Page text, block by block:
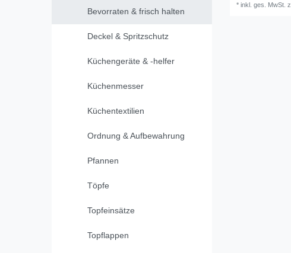
Bevorraten & frisch halten
Deckel & Spritzschutz
Küchengeräte & -helfer
Küchenmesser
Küchentextilien
Ordnung & Aufbewahrung
Pfannen
Töpfe
Topfeinsätze
Topflappen
*inkl. ges. MwSt.